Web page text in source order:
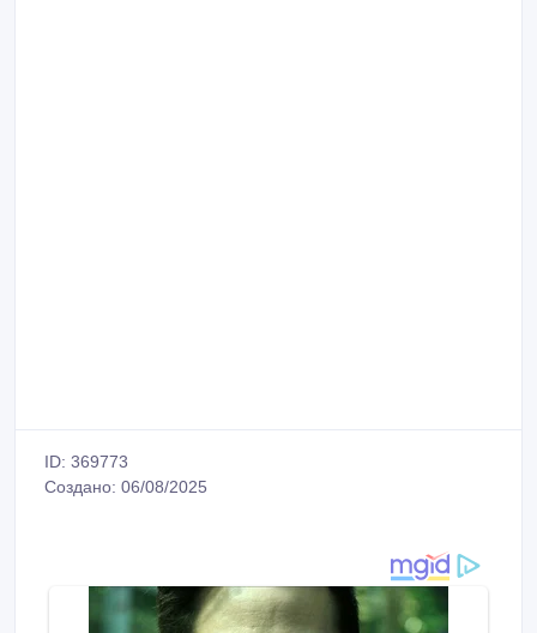
ID: 369773
Создано: 06/08/2025